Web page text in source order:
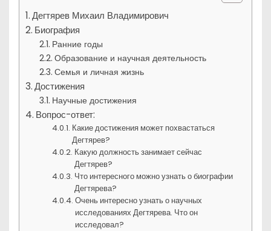
Дегтярев Михаил Владимирович
Биография
Ранние годы
Образование и научная деятельность
Семья и личная жизнь
Достижения
Научные достижения
Вопрос-ответ:
Какие достижения может похвастаться
Дегтярев?
Какую должность занимает сейчас
Дегтярев?
Что интересного можно узнать о биографии
Дегтярева?
Очень интересно узнать о научных
исследованиях Дегтярева. Что он
исследовал?